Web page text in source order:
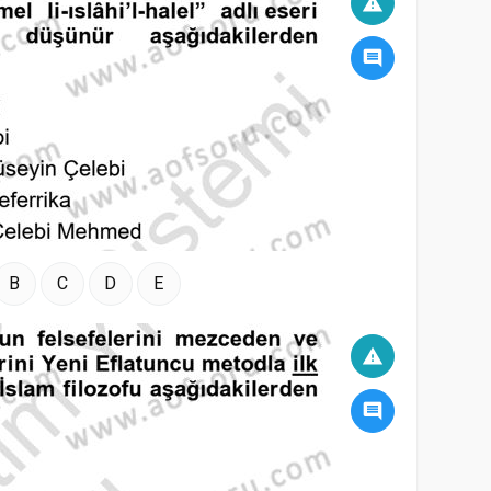
comment
B C D E
warning
comment